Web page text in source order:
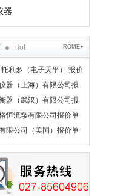
器
Hot ROME+
利多（电子天平） 报价
器（上海）有限公司报
器（武汉）有限公司报
恒流泵有限公司报价单
限公司（美国）报价单